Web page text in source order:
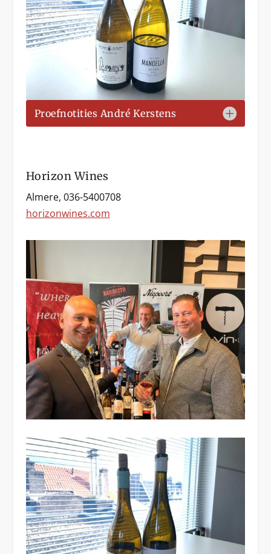
Proefnotities André Kerstens
Horizon Wines
Almere, 036-5400708
horizonwines.com